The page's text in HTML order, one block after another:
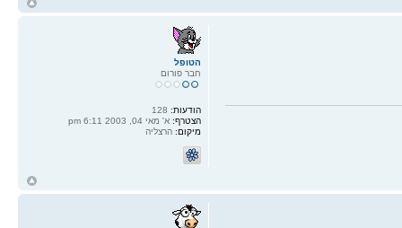
הטופל
חבר פורום
הודעות:128
הצטרף:א' מאי 04, 2003 6:11 pm
מיקום:הרצליה